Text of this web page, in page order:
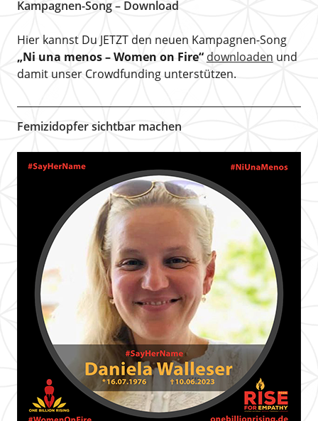
Kampagnen-Song – Download
Hier kannst Du JETZT den neuen Kampagnen-Song
„Ni una menos – Women on Fire“ downloaden und
damit unser Crowdfunding unterstützen.
Femizidopfer sichtbar machen